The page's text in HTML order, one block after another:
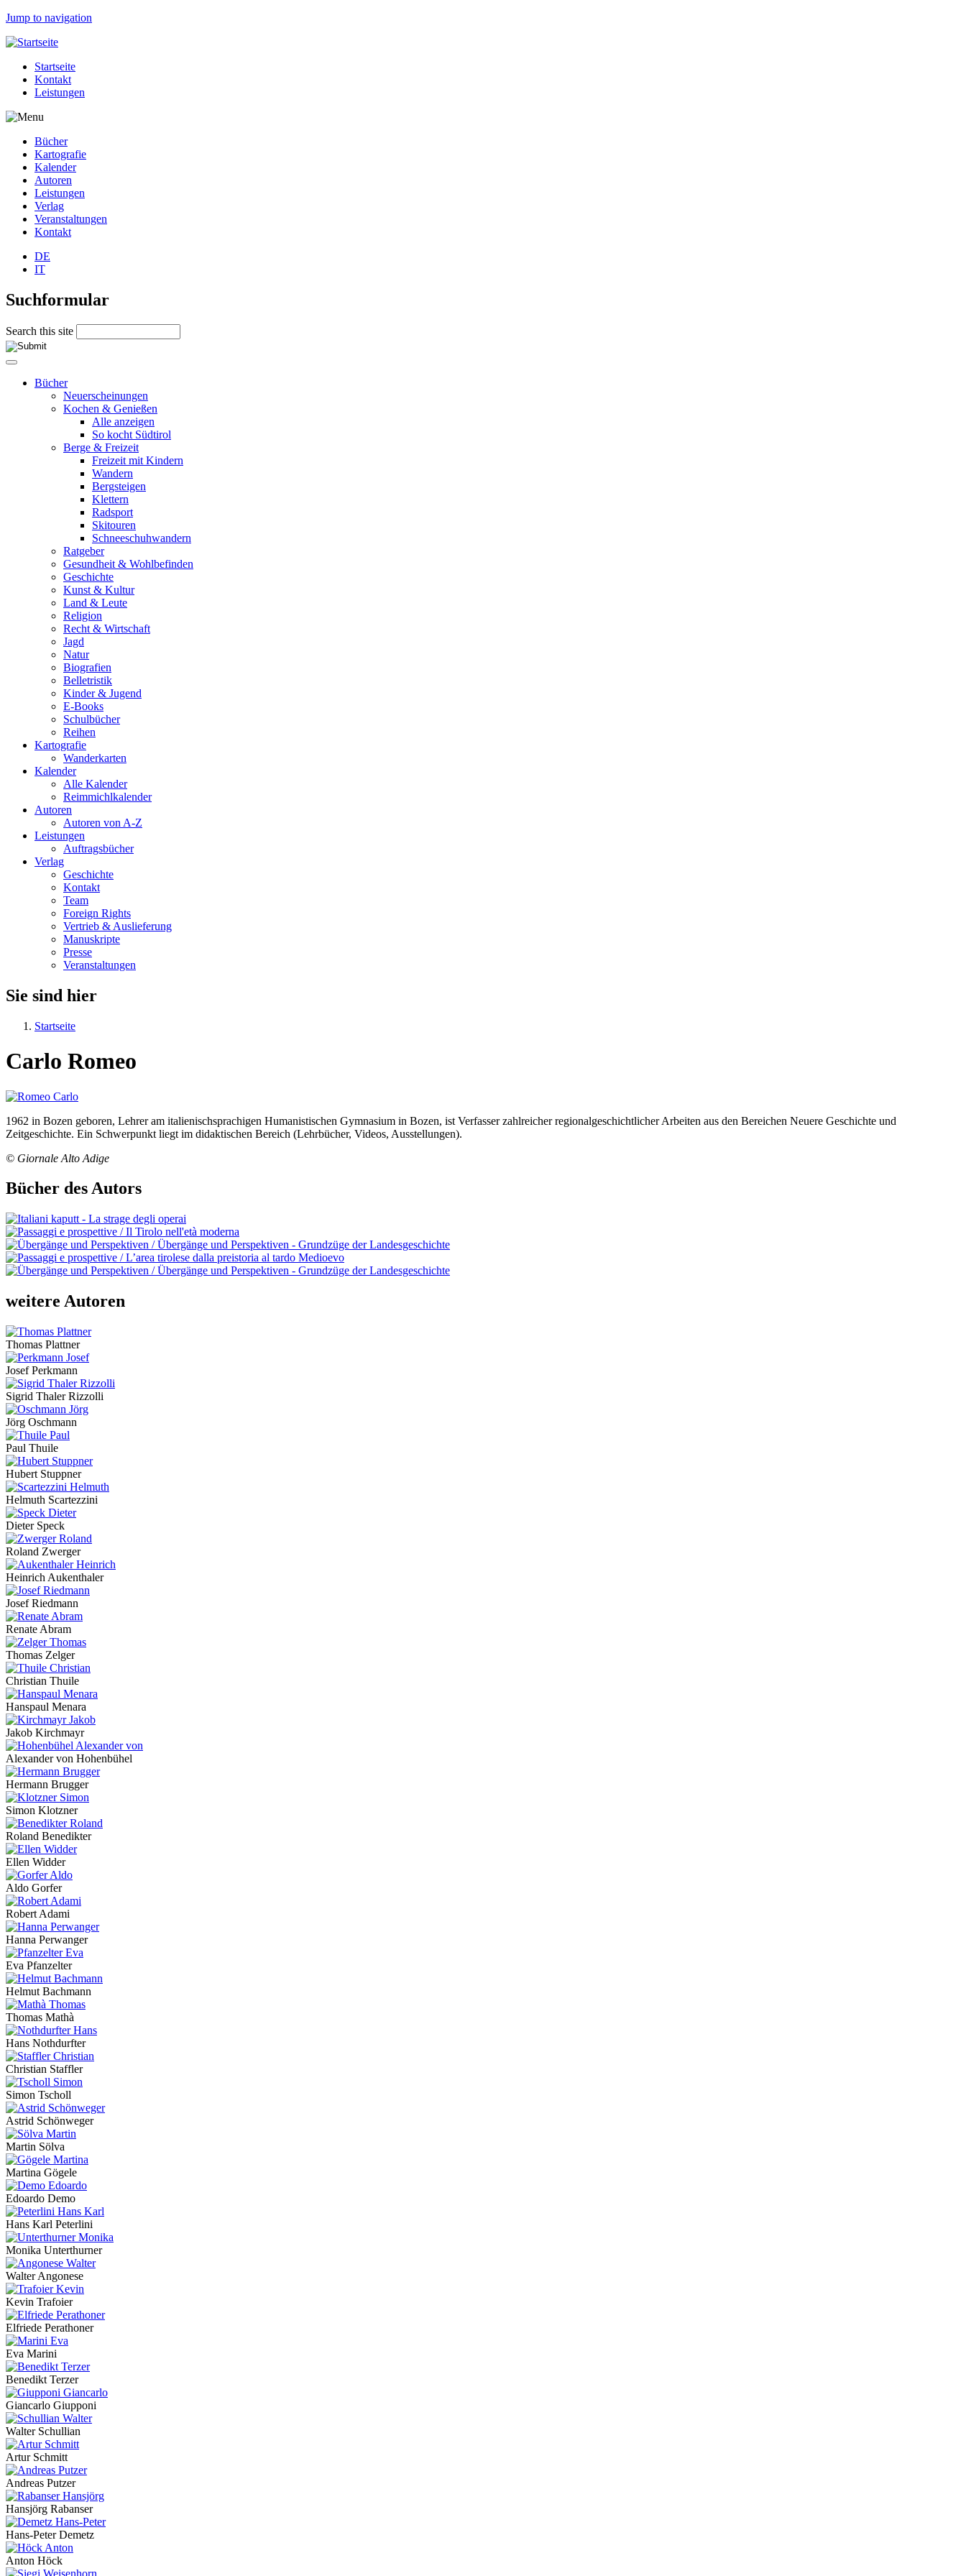
Jump to navigation
Startseite
Kontakt
Leistungen
Bücher
Kartografie
Kalender
Autoren
Leistungen
Verlag
Veranstaltungen
Kontakt
DE
IT
Suchformular
Search this site
Bücher
Neuerscheinungen
Kochen & Genießen
Alle anzeigen
So kocht Südtirol
Berge & Freizeit
Freizeit mit Kindern
Wandern
Bergsteigen
Klettern
Radsport
Skitouren
Schneeschuhwandern
Ratgeber
Gesundheit & Wohlbefinden
Geschichte
Kunst & Kultur
Land & Leute
Religion
Recht & Wirtschaft
Jagd
Natur
Biografien
Belletristik
Kinder & Jugend
E-Books
Schulbücher
Reihen
Kartografie
Wanderkarten
Kalender
Alle Kalender
Reimmichlkalender
Autoren
Autoren von A-Z
Leistungen
Auftragsbücher
Verlag
Geschichte
Kontakt
Team
Foreign Rights
Vertrieb & Auslieferung
Manuskripte
Presse
Veranstaltungen
Sie sind hier
Startseite
Carlo Romeo
1962 in Bozen geboren, Lehrer am italienischsprachigen Humanistischen Gymnasium in Bozen, ist Verfasser zahlreicher regionalgeschichtlicher Arbeiten aus den Bereichen Neuere Geschichte und
Zeitgeschichte. Ein Schwerpunkt liegt im didaktischen Bereich (Lehrbücher, Videos, Ausstellungen).
© Giornale Alto Adige
Bücher des Autors
weitere Autoren
Thomas Plattner
Josef Perkmann
Sigrid Thaler Rizzolli
Jörg Oschmann
Paul Thuile
Hubert Stuppner
Helmuth Scartezzini
Dieter Speck
Roland Zwerger
Heinrich Aukenthaler
Josef Riedmann
Renate Abram
Thomas Zelger
Christian Thuile
Hanspaul Menara
Jakob Kirchmayr
Alexander von Hohenbühel
Hermann Brugger
Simon Klotzner
Roland Benedikter
Ellen Widder
Aldo Gorfer
Robert Adami
Hanna Perwanger
Eva Pfanzelter
Helmut Bachmann
Thomas Mathà
Hans Nothdurfter
Christian Staffler
Simon Tscholl
Astrid Schönweger
Martin Sölva
Martina Gögele
Edoardo Demo
Hans Karl Peterlini
Monika Unterthurner
Walter Angonese
Kevin Trafoier
Elfriede Perathoner
Eva Marini
Benedikt Terzer
Giancarlo Giupponi
Walter Schullian
Artur Schmitt
Andreas Putzer
Hansjörg Rabanser
Hans-Peter Demetz
Anton Höck